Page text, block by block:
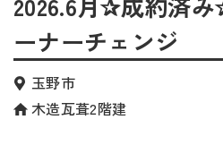
ーナーチェンジ
玉野市
木造瓦葺2階建